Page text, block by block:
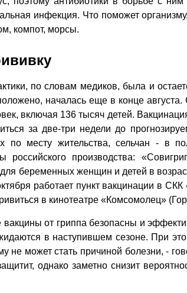
инфекция. Что поможет
компот, морсы.
по словам медиков, была и
началась еще в конце
включая 136 тысяч детей.
за две-три недели до
по месту жительства, сельчан - в
российского производства:
беременных женщин и детей в
работает пункт вакцинации в
в кинотеатре «Комсомолец»
от гриппа безопасны и
в наступившем сезоне. При
не может стать причиной болезни, -
однако заметно снизит